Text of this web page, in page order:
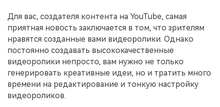
Темы видео
Самые популярные темы
видео на YouTube 2025
Маркетинговый
календарь
Спланируйте маркетинговую
Центр авторов
Истории клиентов
историями с Filmora
Партнёрская
программа
Партнёрство на уровне
корпоративного сектора
Поддержка
Для вас, создателя контента на YouTube, самая
приятная новость заключается в том, что зрителям
нравятся созданные вами видеоролики. Однако
постоянно создавать высококачественные
видеоролики непросто, вам нужно не только
генерировать креативные идеи, но и тратить много
времени на редактирование и тонкую настройку
видеороликов.